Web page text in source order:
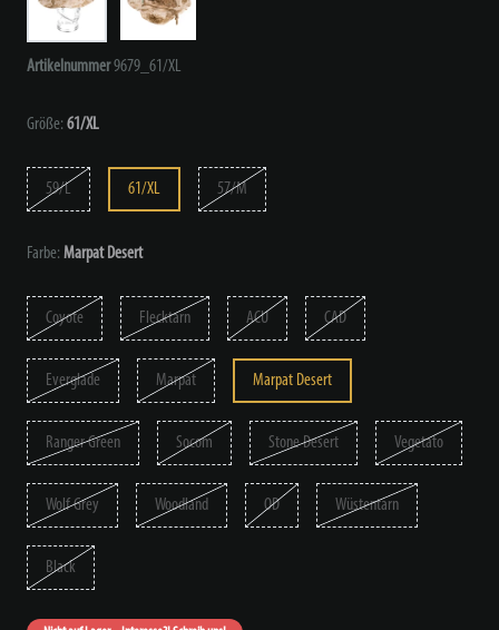
Artikelnummer9679_61/XL
Größe: 61/XL
59/L 61/XL 57/M
Farbe: Marpat Desert
Coyote Flecktarn ACU CAD
Everglade Marpat Marpat Desert
Ranger Green Socom Stone Desert Vegetato
Wolf Grey Woodland OD Wüstentarn
Black